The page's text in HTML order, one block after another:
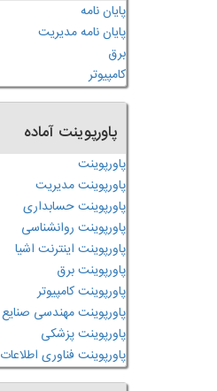
پایان نامه
پایان نامه مدیریت
برق
کامپیوتر
پاورپوینت آماده
پاورپوینت
پاورپوینت مدیریت
پاورپوینت حسابداری
پاورپوینت روانشناسی
پاورپوینت اینترنت اشیا
پاورپوینت برق
پاورپوینت کامپیوتر
پاورپوینت مهندسی صنایع
پاورپوینت پزشکی
پاورپوینت فناوری اطلاعات